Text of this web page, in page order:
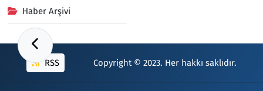
Haber Arşivi
RSS Copyright © 2023. Her hakkı saklıdır.